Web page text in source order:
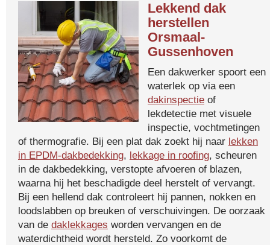
Lekkend dak
herstellen
Orsmaal-
Gussenhoven
Een dakwerker spoort een
waterlek op via een
dakinspectie of
lekdetectie met visuele
inspectie, vochtmetingen
of thermografie. Bij een plat dak zoekt hij naar lekken
in EPDM-dakbedekking, lekkage in roofing, scheuren
in de dakbedekking, verstopte afvoeren of blazen,
waarna hij het beschadigde deel herstelt of vervangt.
Bij een hellend dak controleert hij pannen, nokken en
loodslabben op breuken of verschuivingen. De oorzaak
van de daklekkages worden vervangen en de
waterdichtheid wordt hersteld. Zo voorkomt de